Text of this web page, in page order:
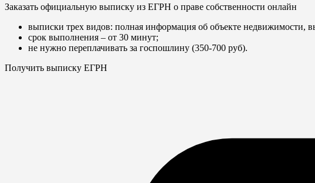
Заказать официальную выписку из ЕГРН о праве собственности онлайн
выписки трех видов: полная информация об объекте недвижимости,
срок выполнения – от 30 минут;
не нужно переплачивать за госпошлину (350-700 руб).
Получить выписку ЕГРН